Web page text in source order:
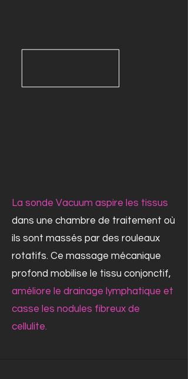
La sonde Vacuum aspire les tissus
dans une chambre de traitement où
ils sont massés par des rouleaux
rotatifs. Ce massage mécanique
profond mobilise le tissu conjonctif,
améliore le drainage lymphatique et
casse les nodules fibreux de
cellulite.